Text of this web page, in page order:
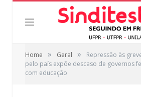
Home » Geral »
Repressão às
pelo país expõe descaso de governos
com educação